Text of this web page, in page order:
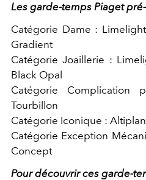
Les garde-temps Piaget
Catégorie Dame :
Gradient
Catégorie Joaillerie :
Black Opal
Catégorie Complication
Tourbillon
Catégorie Iconique :
Catégorie Exception
Concept
Pour découvrir ces garde-